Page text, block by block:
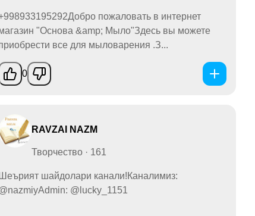
пожаловать в интернет
"Основа &amp; Мыло"Здесь вы можете
все для мыловарения .З...
0
RAVZAI NAZM
Творчество · 161
Шеърият шайдолари канали!Каналимиз:
@lucky_1151